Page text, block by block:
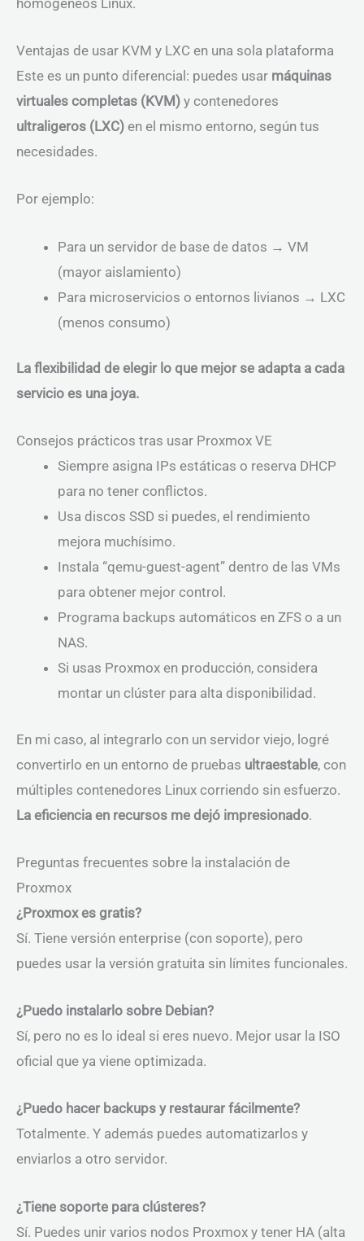
homogéneos Linux.
Ventajas de usar KVM y LXC en una sola plataforma
Este es un punto diferencial: puedes usar máquinas
virtuales completas (KVM) y contenedores
ultraligeros (LXC) en el mismo entorno, según tus
necesidades.
Por ejemplo:
Para un servidor de base de datos → VM
(mayor aislamiento)
Para microservicios o entornos livianos → LXC
(menos consumo)
La flexibilidad de elegir lo que mejor se adapta a cada
servicio es una joya.
Consejos prácticos tras usar Proxmox VE
Siempre asigna IPs estáticas o reserva DHCP
para no tener conflictos.
Usa discos SSD si puedes, el rendimiento
mejora muchísimo.
Instala “qemu-guest-agent” dentro de las VMs
para obtener mejor control.
Programa backups automáticos en ZFS o a un
NAS.
Si usas Proxmox en producción, considera
montar un clúster para alta disponibilidad.
En mi caso, al integrarlo con un servidor viejo, logré
convertirlo en un entorno de pruebas ultraestable, con
múltiples contenedores Linux corriendo sin esfuerzo.
La eficiencia en recursos me dejó impresionado.
Preguntas frecuentes sobre la instalación de
Proxmox
¿Proxmox es gratis?
Sí. Tiene versión enterprise (con soporte), pero
puedes usar la versión gratuita sin límites funcionales.
¿Puedo instalarlo sobre Debian?
Sí, pero no es lo ideal si eres nuevo. Mejor usar la ISO
oficial que ya viene optimizada.
¿Puedo hacer backups y restaurar fácilmente?
Totalmente. Y además puedes automatizarlos y
enviarlos a otro servidor.
¿Tiene soporte para clústeres?
Sí. Puedes unir varios nodos Proxmox y tener HA (alta